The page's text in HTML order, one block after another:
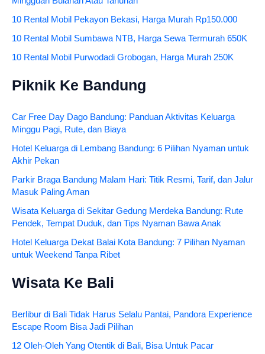
10 Rental Mobil Pekayon Bekasi, Harga Murah Rp150.000
10 Rental Mobil Sumbawa NTB, Harga Sewa Termurah 650K
10 Rental Mobil Purwodadi Grobogan, Harga Murah 250K
Piknik Ke Bandung
Car Free Day Dago Bandung: Panduan Aktivitas Keluarga
Minggu Pagi, Rute, dan Biaya
Hotel Keluarga di Lembang Bandung: 6 Pilihan Nyaman untuk
Akhir Pekan
Parkir Braga Bandung Malam Hari: Titik Resmi, Tarif, dan Jalur
Masuk Paling Aman
Wisata Keluarga di Sekitar Gedung Merdeka Bandung: Rute
Pendek, Tempat Duduk, dan Tips Nyaman Bawa Anak
Hotel Keluarga Dekat Balai Kota Bandung: 7 Pilihan Nyaman
untuk Weekend Tanpa Ribet
Wisata Ke Bali
Berlibur di Bali Tidak Harus Selalu Pantai, Pandora Experience
Escape Room Bisa Jadi Pilihan
12 Oleh-Oleh Yang Otentik di Bali, Bisa Untuk Pacar